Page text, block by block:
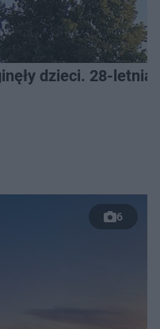
dzieci. 28-
6